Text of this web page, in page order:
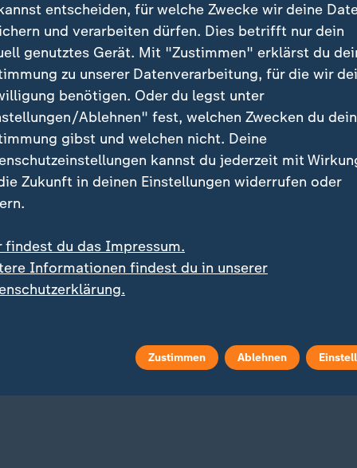
Entwicklungen:
Unkontrollierte Cyberattacken
entscheiden, für welche Zwecke wir deine
und verarbeiten dürfen. Dies betrifft nur dein
genutztes Gerät. Mit "Zustimmen" erklärst du
zu unserer Datenverarbeitung, für die wir
benötigen. Oder du legst unter
Ablehnen" fest, welchen Zwecken du
gibst und welchen nicht. Deine
kannst du jederzeit mit
Zukunft in deinen Einstellungen widerrufen oder
findest du das Impressum.
Informationen findest du in unserer
Zustimmen Ablehnen